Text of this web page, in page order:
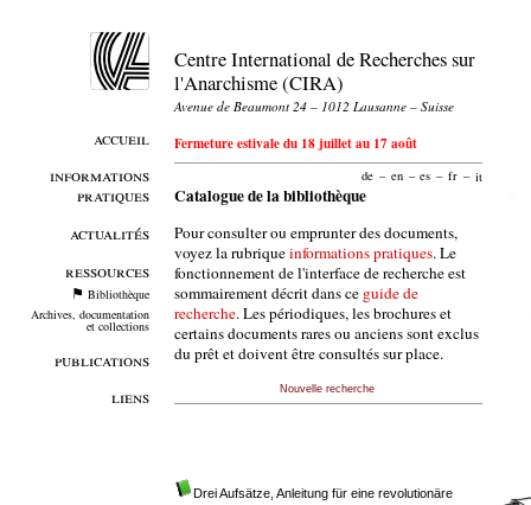
accueil
informations
pratiques
actualités
ressources
Bibliothèque
Archives, documentation
et collections
publications
liens
Centre International de Recherches sur
l'Anarchisme (CIRA)
Avenue de Beaumont 24 – 1012 Lausanne – Suisse
Fermeture estivale du 18 juillet au 17 août
de – en – es – fr – it
Catalogue de la bibliothèque
Pour consulter ou emprunter des documents,
voyez la rubriqueinformations pratiques. Le
fonctionnement de l'interface de recherche est
sommairement décrit dans ce guide de
recherche. Les périodiques, les brochures et
certains documents rares ou anciens sont exclus
du prêt et doivent être consultés sur place.
Nouvelle recherche
Drei Aufsätze, Anleitung für eine revolutionäre